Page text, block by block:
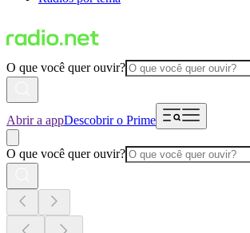
O que você quer ouvir?
Abrir a appDescobrir o Prime
O que você quer ouvir?